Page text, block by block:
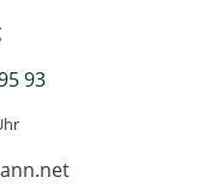
93